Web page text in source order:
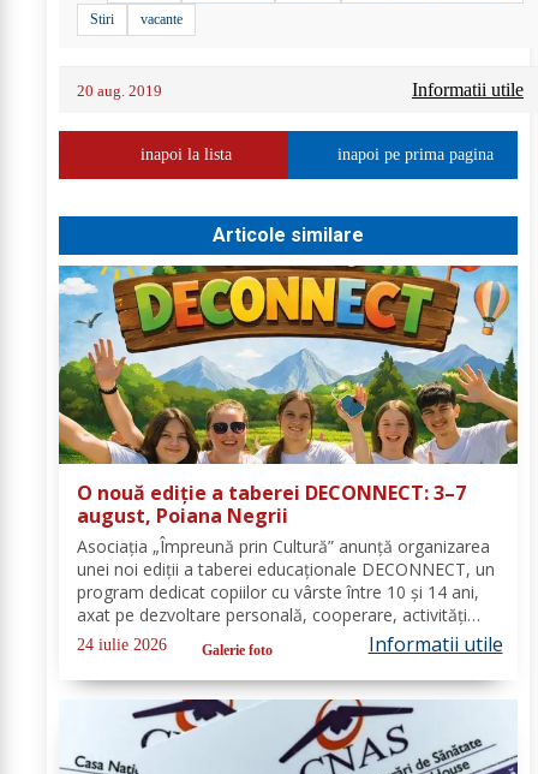
Stiri
vacante
20 aug. 2019 Informatii utile
inapoi la lista inapoi pe prima pagina
Articole similare
O nouă ediție a taberei DECONNECT: 3–7
august, Poiana Negrii
Asociația „Împreună prin Cultură” anunță organizarea
unei noi ediții a taberei educaționale DECONNECT, un
program dedicat copiilor cu vârste între 10 și 14 ani,
axat pe dezvoltare personală, cooperare, activități
outdoor și deconectare totală de la telefon. O tabără
cu sens, nu doar o vacanță!...
24 iulie 2026 Galerie foto Informatii utile